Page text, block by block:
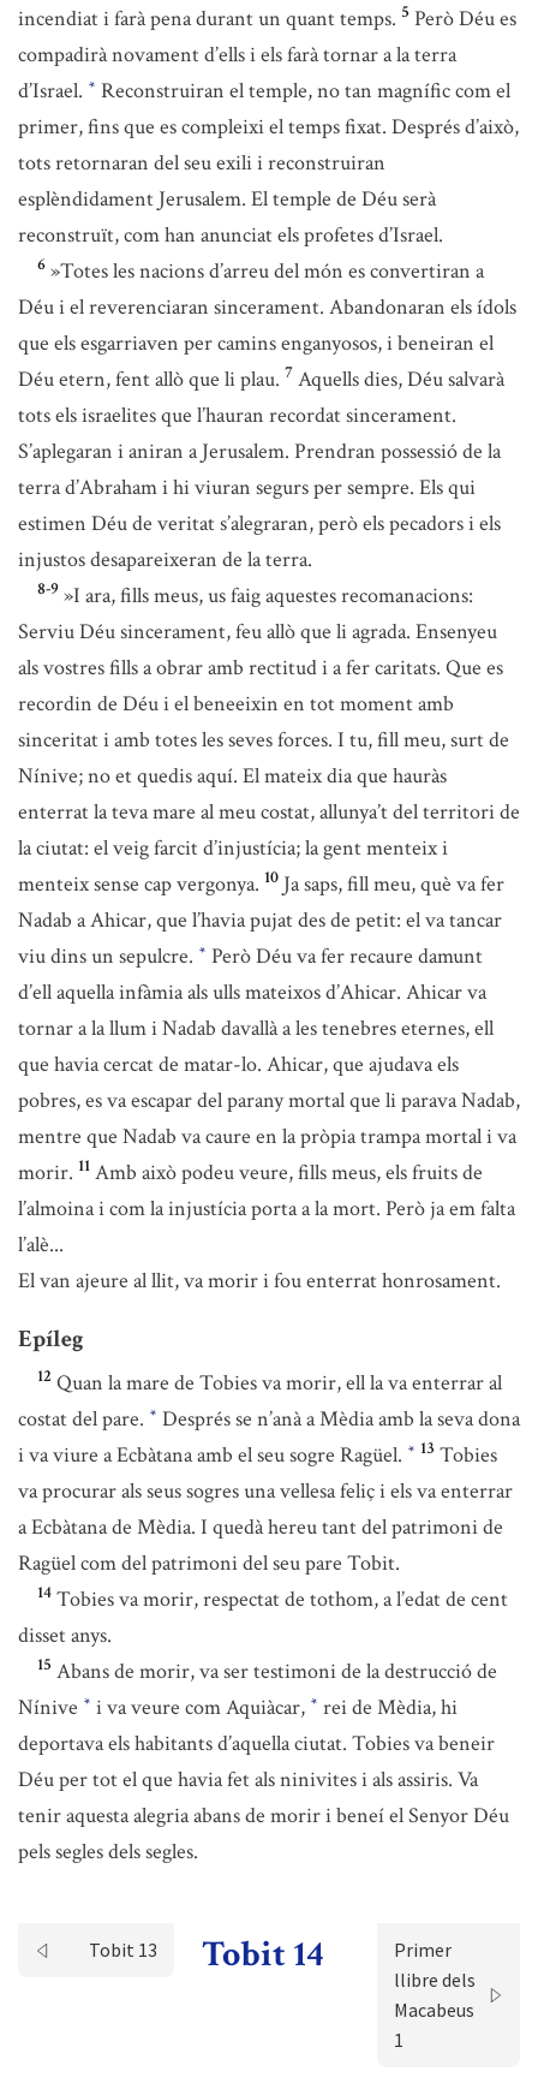
incendiat i farà pena durant un quant temps. 5 Però Déu es
compadirà novament d’ells i els farà tornar a la terra
d’Israel. * Reconstruiran el temple, no tan magnífic com el
primer, fins que es compleixi el temps fixat. Després d’això,
tots retornaran del seu exili i reconstruiran
esplèndidament Jerusalem. El temple de Déu serà
reconstruït, com han anunciat els profetes d’Israel.
6 »Totes les nacions d’arreu del món es convertiran a
Déu i el reverenciaran sincerament. Abandonaran els ídols
que els esgarriaven per camins enganyosos, i beneiran el
Déu etern, fent allò que li plau. 7 Aquells dies, Déu salvarà
tots els israelites que l’hauran recordat sincerament.
S’aplegaran i aniran a Jerusalem. Prendran possessió de la
terra d’Abraham i hi viuran segurs per sempre. Els qui
estimen Déu de veritat s’alegraran, però els pecadors i els
injustos desapareixeran de la terra.
8-9 »I ara, fills meus, us faig aquestes recomanacions:
Serviu Déu sincerament, feu allò que li agrada. Ensenyeu
als vostres fills a obrar amb rectitud i a fer caritats. Que es
recordin de Déu i el beneeixin en tot moment amb
sinceritat i amb totes les seves forces. I tu, fill meu, surt de
Nínive; no et quedis aquí. El mateix dia que hauràs
enterrat la teva mare al meu costat, allunya’t del territori de
la ciutat: el veig farcit d’injustícia; la gent menteix i
menteix sense cap vergonya. 10 Ja saps, fill meu, què va fer
Nadab a Ahicar, que l’havia pujat des de petit: el va tancar
viu dins un sepulcre. * Però Déu va fer recaure damunt
d’ell aquella infàmia als ulls mateixos d’Ahicar. Ahicar va
tornar a la llum i Nadab davallà a les tenebres eternes, ell
que havia cercat de matar-lo. Ahicar, que ajudava els
pobres, es va escapar del parany mortal que li parava Nadab,
mentre que Nadab va caure en la pròpia trampa mortal i va
morir. 11 Amb això podeu veure, fills meus, els fruits de
l’almoina i com la injustícia porta a la mort. Però ja em falta
l’alè...
El van ajeure al llit, va morir i fou enterrat honrosament.
Epíleg
12 Quan la mare de Tobies va morir, ell la va enterrar al
costat del pare. * Després se n’anà a Mèdia amb la seva dona
i va viure a Ecbàtana amb el seu sogre Ragüel. * 13 Tobies
va procurar als seus sogres una vellesa feliç i els va enterrar
a Ecbàtana de Mèdia. I quedà hereu tant del patrimoni de
Ragüel com del patrimoni del seu pare Tobit.
14 Tobies va morir, respectat de tothom, a l’edat de cent
disset anys.
15 Abans de morir, va ser testimoni de la destrucció de
Nínive * i va veure com Aquiàcar, * rei de Mèdia, hi
deportava els habitants d’aquella ciutat. Tobies va beneir
Déu per tot el que havia fet als ninivites i als assiris. Va
tenir aquesta alegria abans de morir i beneí el Senyor Déu
pels segles dels segles.
Tobit 13 Tobit 14
Primer
llibre dels
Macabeus
1